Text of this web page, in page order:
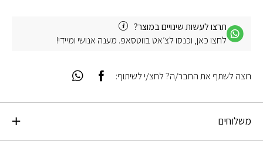
תרצו לעשות שינויים במוצר?
לחצו כאן, וכנסו לצ׳אט בווטסאפ. מענה אנושי ומיידי!
משלוחים
רוצה לשתף את החבר/ה? לחצ/י לשיתוף: